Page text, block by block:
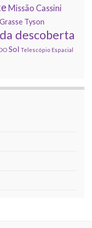
Missão Cassini
Tyson
descoberta
Sol Telescópio Espacial